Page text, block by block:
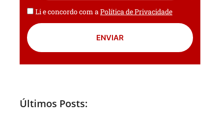
Li e concordo com aPolítica de Privacidade
ENVIAR
Últimos Posts: